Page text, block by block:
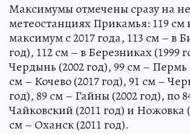
Максимумы отмечены сразу на
метеостанциях Прикамья: 119 см
максимум с 2017 года, 113 см – в
год), 112 см – в Березниках (1999
Чердынь (2002 год), 99 см – Пермь
см – Кочево (2017 год), 91 см –
год), 89 см – Гайны (2002 год), по
Чайковский (2011 год) и Ножовка
см – Оханск (2011 год).